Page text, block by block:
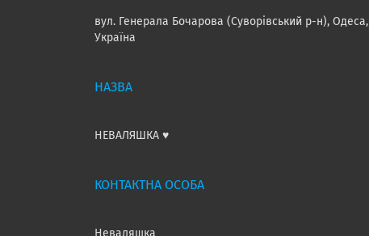
вул. Генерала Бочарова (Суворівський р-н), Одеса,
Україна
НЕВАЛЯШКА ♥️